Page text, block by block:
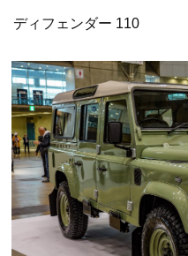
ディフェンダー 110